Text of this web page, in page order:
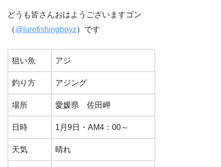
どうも皆さんおはようございますゴン
（@lurefishingboyz）です
狙い魚 アジ
釣り方 アジング
場所 愛媛県 佐田岬
日時 1月9日・AM4：00～
天気 晴れ